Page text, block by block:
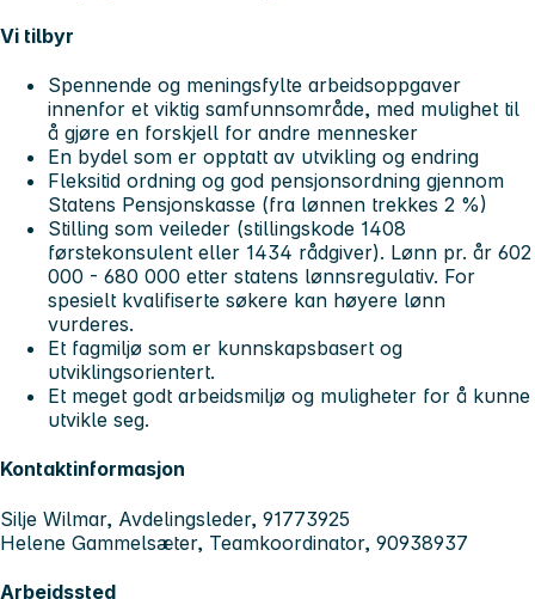
Vi tilbyr
Spennende og meningsfylte arbeidsoppgaver
innenfor et viktig samfunnsområde, med mulighet til
å gjøre en forskjell for andre mennesker
En bydel som er opptatt av utvikling og endring
Fleksitid ordning og god pensjonsordning gjennom
Statens Pensjonskasse (fra lønnen trekkes 2 %)
Stilling som veileder (stillingskode 1408
førstekonsulent eller 1434 rådgiver). Lønn pr. år 602
000 - 680 000 etter statens lønnsregulativ. For
spesielt kvalifiserte søkere kan høyere lønn
vurderes.
Et fagmiljø som er kunnskapsbasert og
utviklingsorientert.
Et meget godt arbeidsmiljø og muligheter for å kunne
utvikle seg.
Kontaktinformasjon
Silje Wilmar, Avdelingsleder, 91773925
Helene Gammelsæter, Teamkoordinator, 90938937
Arbeidssted